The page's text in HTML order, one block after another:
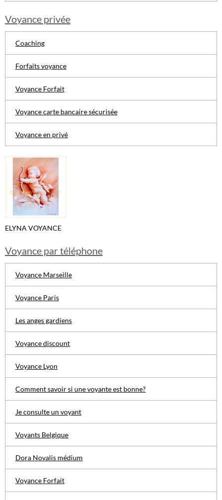
Voyance privée
Coaching
Forfaits voyance
Voyance Forfait
Voyance carte bancaire sécurisée
Voyance en privé
ELYNA VOYANCE
Voyance par téléphone
Voyance Marseille
Voyance Paris
Les anges gardiens
Voyance discount
Voyance Lyon
Comment savoir si une voyante est bonne?
Je consulte un voyant
Voyants Belgique
Dora Novalis médium
Voyance Forfait